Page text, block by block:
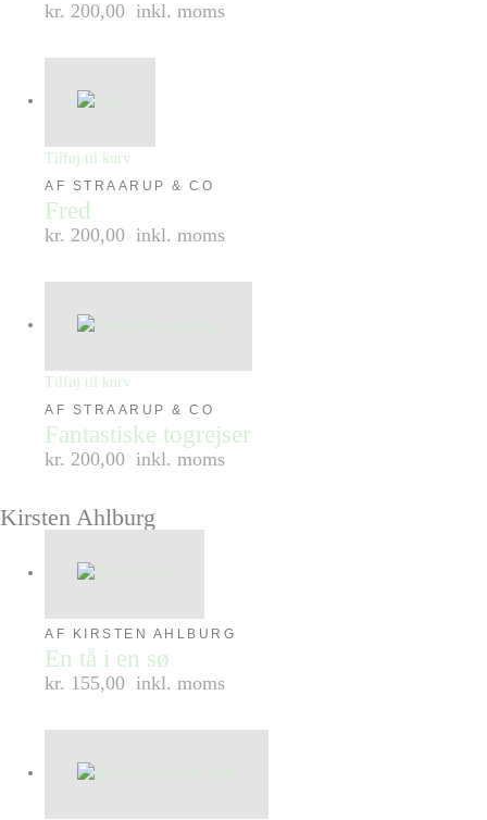
kr. 200,00 inkl. moms
Tilføj til kurv
AF STRAARUP & CO
Fred
kr. 200,00 inkl. moms
Tilføj til kurv
AF STRAARUP & CO
Fantastiske togrejser
kr. 200,00 inkl. moms
Kirsten Ahlburg
AF KIRSTEN AHLBURG
En tå i en sø
kr. 155,00 inkl. moms